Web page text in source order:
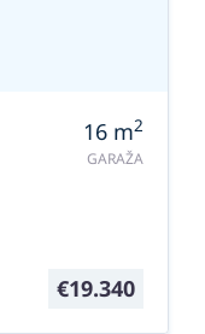
16 m2
GARAŽA
€19.340